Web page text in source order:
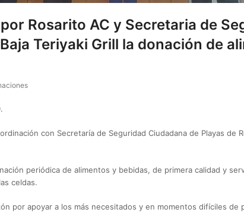
Rosarito AC y Secretaria de
Teriyaki Grill la donación de
con Secretaría de Seguridad Ciudadana de Playas de
periódica de alimentos y bebidas, de primera calidad y
celdas.
por apoyar a los más necesitados y en momentos difíciles de